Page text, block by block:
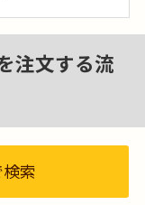
ハウを生か
み冷凍惣菜
届けします。
がら予防す
した新商品
売開始してい
勿論、ご高齢
注文する流
索